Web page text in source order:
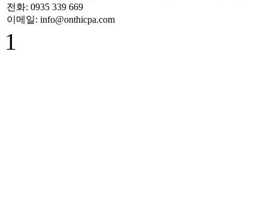
전화: 0935 339 669
이메일: info@onthicpa.com
1